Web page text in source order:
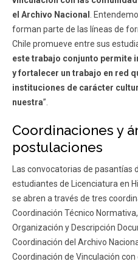
el Archivo Nacional .
forman parte de las líneas de
Chile promueve entre sus
este trabajo conjunto permite
y fortalecer un trabajo en red
instituciones de carácter
nuestra”.
Coordinaciones y
postulaciones
Las convocatorias de pasantías
estudiantes de Licenciatura en
se abren a través de tres
Coordinación Técnico
Organización y Descripción
Coordinación del Archivo
Coordinación de Vinculación